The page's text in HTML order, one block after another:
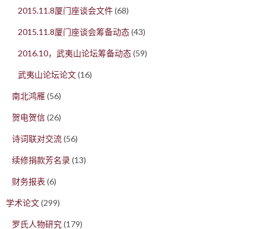
2015.11.8厦门座谈会文件(68)
2015.11.8厦门座谈会筹备动态(43)
2016.10，武夷山论坛筹备动态(59)
武夷山论坛论文(16)
南北鸿雁(56)
贺电贺信(26)
诗词联对交流(56)
续修捐款芳名录(13)
财务报表 (6)
学术论文(299)
罗氏人物研究(179)